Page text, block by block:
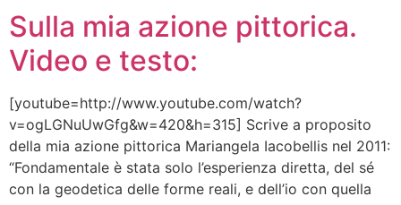
Sulla mia azione pittorica.
Video e testo:
[youtube=http://www.youtube.com/watch?
v=ogLGNuUwGfg&w=420&h=315] Scrive a proposito
della mia azione pittorica Mariangela Iacobellis nel 2011:
“Fondamentale è stata solo l’esperienza diretta, del sé
con la geodetica delle forme reali, e dell’io con quella